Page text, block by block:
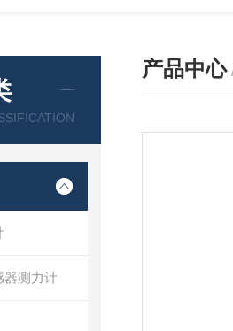
器测力计
产品中心